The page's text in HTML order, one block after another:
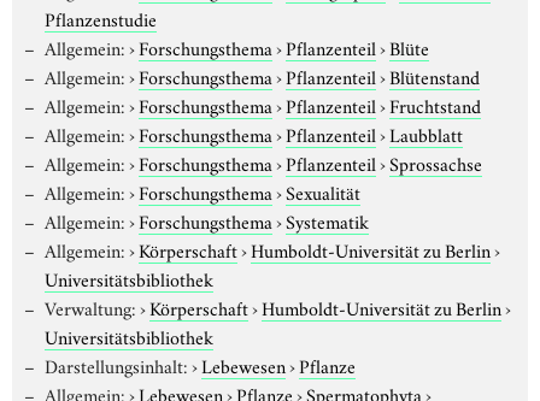
Pflanzenstudie
Allgemein:›Forschungsthema›Pflanzenteil›Blüte
Allgemein:›Forschungsthema›Pflanzenteil›Blütenstand
Allgemein:›Forschungsthema›Pflanzenteil›Fruchtstand
Allgemein:›Forschungsthema›Pflanzenteil›Laubblatt
Allgemein:›Forschungsthema›Pflanzenteil›Sprossachse
Allgemein:›Forschungsthema›Sexualität
Allgemein:›Forschungsthema›Systematik
Allgemein:›Körperschaft›Humboldt-Universität zu Berlin›
Universitätsbibliothek
Verwaltung:›Körperschaft›Humboldt-Universität zu Berlin›
Universitätsbibliothek
Darstellungsinhalt:›Lebewesen›Pflanze
Allgemein:›Lebewesen›Pflanze›Spermatophyta›